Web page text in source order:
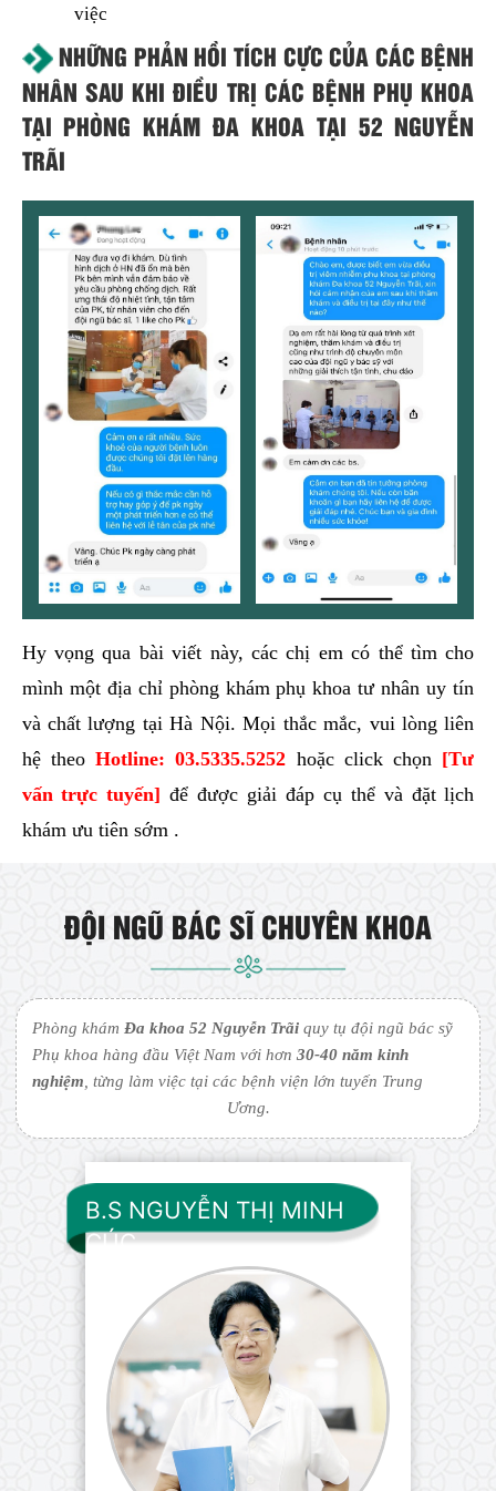
việc
NHỮNG PHẢN HỒI TÍCH CỰC CỦA CÁC BỆNH
NHÂN SAU KHI ĐIỀU TRỊ CÁC BỆNH PHỤ KHOA
TẠI PHÒNG KHÁM ĐA KHOA TẠI 52 NGUYỄN
TRÃI
Hy vọng qua bài viết này, các chị em có thể tìm cho
mình một địa chỉ phòng khám phụ khoa tư nhân uy tín
và chất lượng tại Hà Nội. Mọi thắc mắc, vui lòng liên
hệ theoHotline:03.5335.5252 hoặc click chọn [Tư
vấn trực tuyến] để được giải đáp cụ thể và đặt lịch
khám ưu tiên sớm .
ĐỘI NGŨ BÁC SĨ CHUYÊN KHOA
Phòng khámĐa khoa 52 Nguyễn Trãi quy tụ đội ngũ bác sỹ
Phụ khoa hàng đầu Việt Nam với hơn30-40 năm kinh
nghiệm , từng làm việc tại các bệnh viện lớn tuyến Trung
Ương.
B.S NGUYỄN THỊ MINH
CÚC